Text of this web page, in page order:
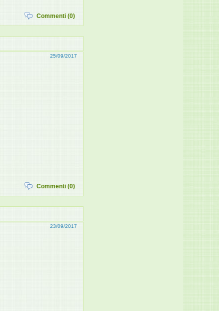
Commenti (0)
25/09/2017
Commenti (0)
23/09/2017